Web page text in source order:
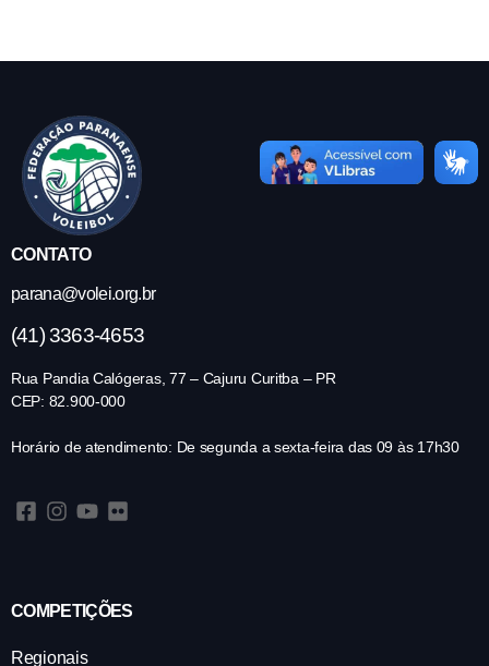
CONTATO
parana@volei.org.br
(41) 3363-4653
Rua Pandia Calógeras, 77 – Cajuru Curitba – PR
CEP: 82.900-000
Horário de atendimento: De segunda a sexta-feira das 09 às 17h30
COMPETIÇÕES
Regionais